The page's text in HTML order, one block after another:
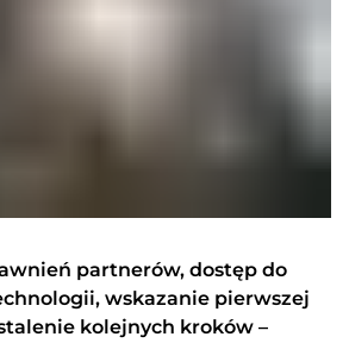
partnerów, dostęp do
wskazanie pierwszej
kolejnych kroków –